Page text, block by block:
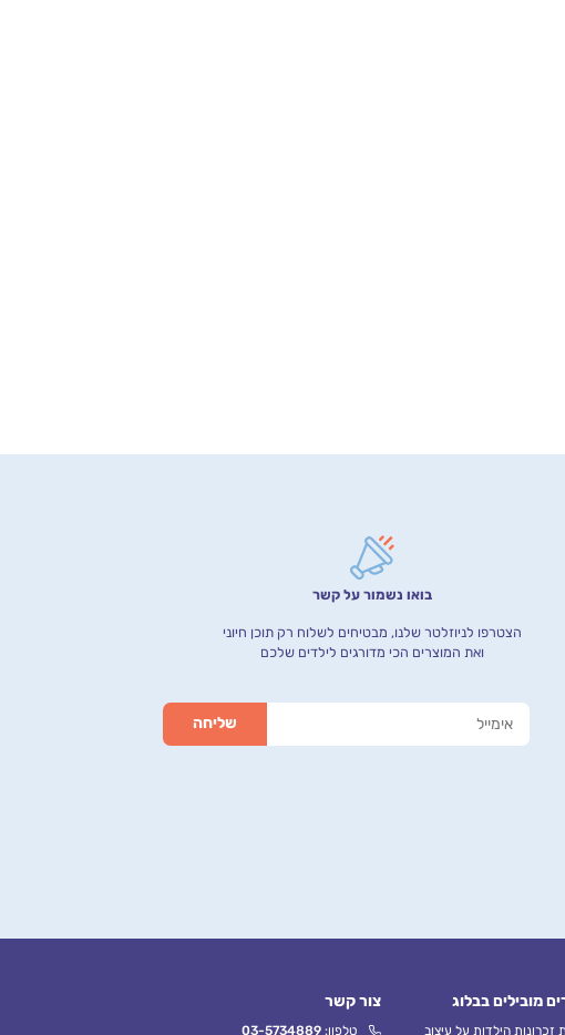
בואו נשמור על קשר
הצטרפו לניוזלטר שלנו, מבטיחים לשלוח רק תוכן חיוני
ואת המוצרים הכי מדורגים לילדים שלכם
מובילים בבלוג
הילדות על עיצוב
צור קשר
טלפון:03-5734889